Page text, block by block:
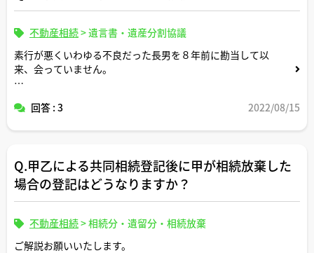
不動産相続>遺言書・遺産分割協議
素行が悪くいわゆる不良だった長男を８年前に勘当して以
来、会っていません。
する不動産を相続するつもりでいるそうですが、私はそれ
言書を書けばいいですか？取るべき方策を教えてくださ
い。
回答 : 3 2022/08/15
Q.甲乙による共同相続登記後に甲が相続放棄した
場合の登記はどうなりますか？
不動産相続>相続分・遺留分・相続放棄
ご解説お願いいたします。